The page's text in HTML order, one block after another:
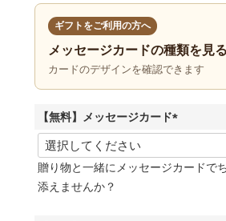
ギフトをご利用の方へ
メッセージカードの種類を見る
カードのデザインを確認できます
【無料】メッセージカード
必
須
贈り物と一緒にメッセージカードで
添えませんか？